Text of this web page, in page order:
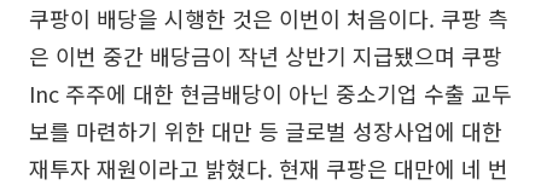
쿠팡이 배당을 시행한 것은 이번이 처음이다. 쿠팡 측
은 이번 중간 배당금이 작년 상반기 지급됐으며 쿠팡
Inc 주주에 대한 현금배당이 아닌 중소기업 수출 교두
보를 마련하기 위한 대만 등 글로벌 성장사업에 대한
재투자 재원이라고 밝혔다. 현재 쿠팡은 대만에 네 번